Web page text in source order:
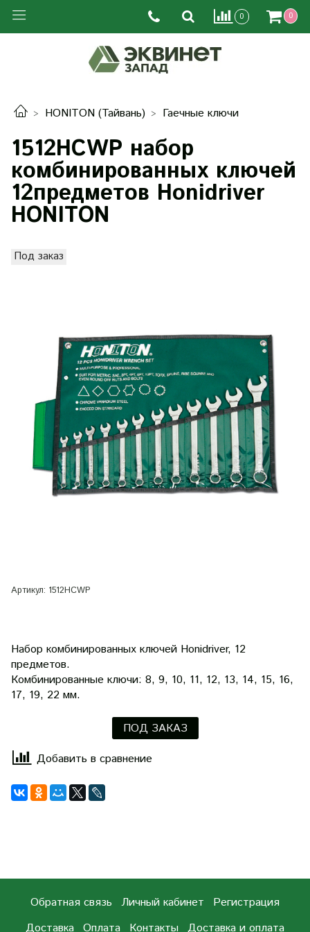
0 0
HONITON (Тайвань) Гаечные ключи
1512HCWP набор
комбинированных ключей
12предметов Honidriver
HONITON
Под заказ
Артикул: 1512HCWP
Набор комбинированных ключей Honidriver, 12
предметов.
Комбинированные ключи: 8, 9, 10, 11, 12, 13, 14, 15, 16,
17, 19, 22 мм.
ПОД ЗАКАЗ
Добавить в сравнение
Обратная связь Личный кабинет
Регистрация
Доставка Оплата Контакты Доставка и оплата